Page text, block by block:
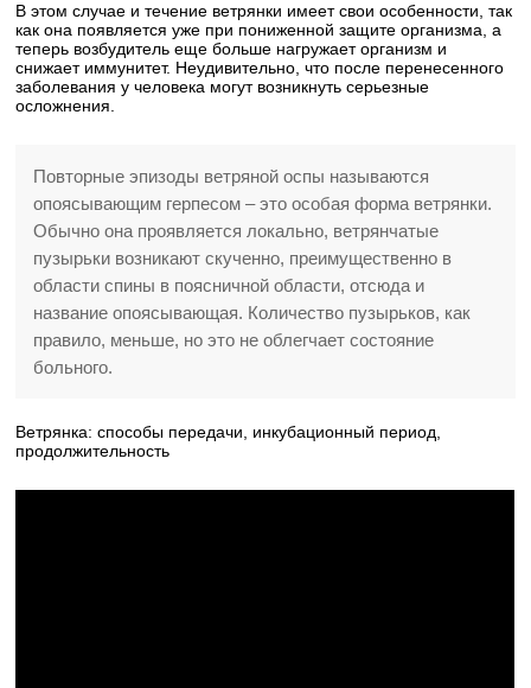
В этом случае и течение ветрянки имеет свои особенности, так
как она появляется уже при пониженной защите организма, а
теперь возбудитель еще больше нагружает организм и
снижает иммунитет. Неудивительно, что после перенесенного
заболевания у человека могут возникнуть серьезные
осложнения.
Повторные эпизоды ветряной оспы называются
опоясывающим герпесом – это особая форма ветрянки.
Обычно она проявляется локально, ветрянчатые
пузырьки возникают скученно, преимущественно в
области спины в поясничной области, отсюда и
название опоясывающая. Количество пузырьков, как
правило, меньше, но это не облегчает состояние
больного.
Ветрянка: способы передачи, инкубационный период,
продолжительность